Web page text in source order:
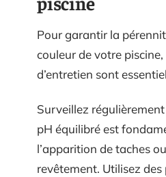
Pour garantir la
couleur de votre
d’entretien sont
Surveillez régulièrement
pH équilibré est
l’apparition de taches
revêtement. Utilisez